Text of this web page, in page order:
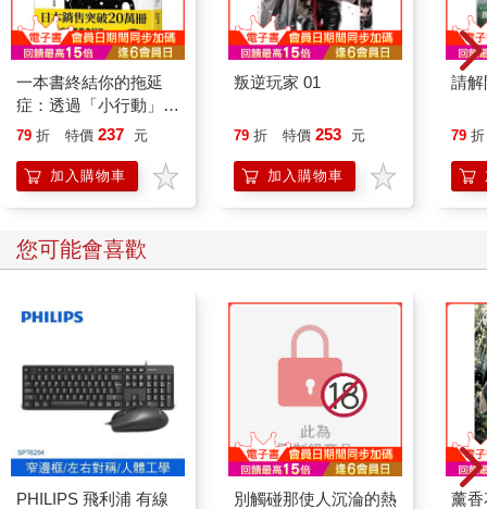
一本書終結你的拖延
症：透過「小行動」打
開大腦的行動開關，懶
的37個科學方法
79 折 特價 237 元
加入購物車
叛逆玩家 01
79 折 特價 253 元
加入購物車
請解
79 折
您可能會喜歡
PHILIPS 飛利浦 有線
別觸碰那使人沉淪的熱
薰